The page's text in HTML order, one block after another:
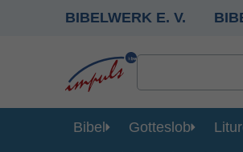
BIBELWERK E. V.
Bibel Gotteslob